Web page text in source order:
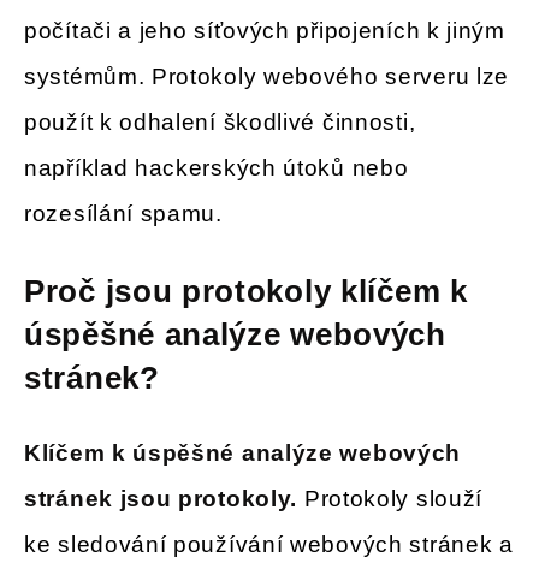
počítači a jeho síťových připojeních k jiným
systémům. Protokoly webového serveru lze
použít k odhalení škodlivé činnosti,
například hackerských útoků nebo
rozesílání spamu.
Proč jsou protokoly klíčem k
úspěšné analýze webových
stránek?
Klíčem k úspěšné analýze webových
stránek jsou protokoly. Protokoly slouží
ke sledování používání webových stránek a